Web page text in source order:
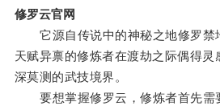
修罗云官网
它源自传说中的神秘之地修罗禁
天赋异禀的修炼者在渡劫之际偶得灵
深莫测的武技境界。
要想掌握修罗云，修炼者首先需